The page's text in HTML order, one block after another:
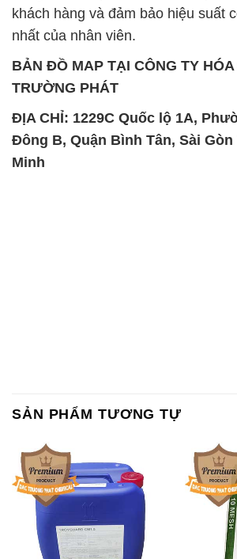
ĐỊA CHỈ: 1229C Quốc lộ 1A,
Đông B, Quận Bình Tân, Sài Gòn
Minh
Chất Bảo Quản CMIT Thái
Lan Thailand
Phèn
Ấn Độ